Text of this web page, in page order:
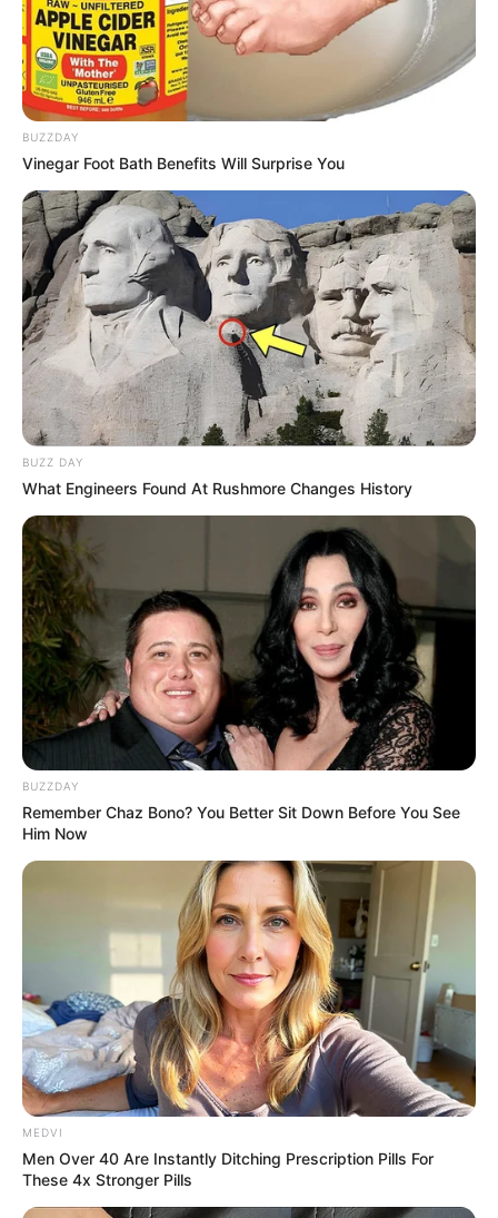
BUZZDAY
Vinegar Foot Bath Benefits Will Surprise You
BUZZ DAY
What Engineers Found At Rushmore Changes History
BUZZDAY
Remember Chaz Bono? You Better Sit Down Before You See
Him Now
MEDVI
Men Over 40 Are Instantly Ditching Prescription Pills For
These 4x Stronger Pills